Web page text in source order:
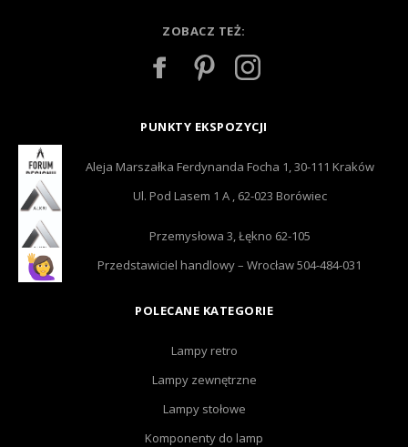
ZOBACZ TEŻ:
PUNKTY EKSPOZYCJI
Aleja Marszałka Ferdynanda Focha 1, 30-111 Kraków
Ul. Pod Lasem 1 A , 62-023 Borówiec
Przemysłowa 3, Łękno 62-105
Przedstawiciel handlowy – Wrocław 504-484-031
POLECANE KATEGORIE
Lampy retro
Lampy zewnętrzne
Lampy stołowe
Komponenty do lamp